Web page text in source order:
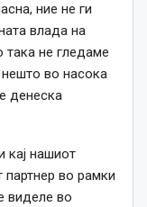
ние не ги
влада на
не гледаме
во насока
денеска
кај нашиот
партнер во рамки
виделе во